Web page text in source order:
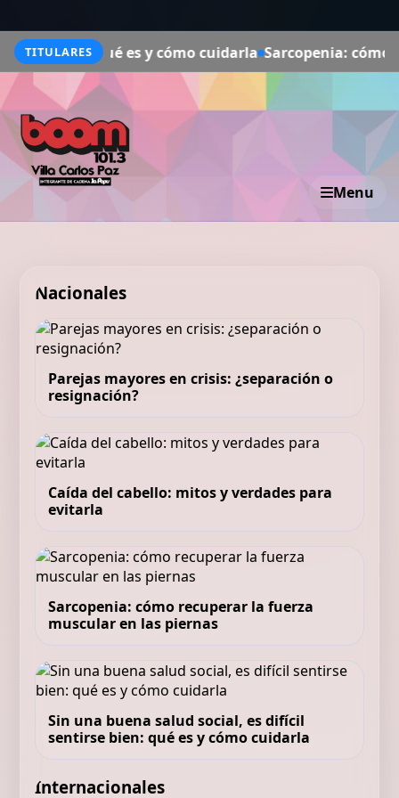
TITULARES
qué es y cómo cuidarla Sarcopenia: cómo
Menu
Nacionales
Parejas mayores en crisis: ¿separación o
resignación?
Caída del cabello: mitos y verdades para
evitarla
Sarcopenia: cómo recuperar la fuerza
muscular en las piernas
Sin una buena salud social, es difícil
sentirse bien: qué es y cómo cuidarla
Internacionales